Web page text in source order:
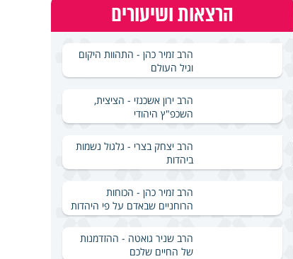
הרצאות ושיעורים
הרב זמיר כהן - התהוות היקום
וגיל העולם
הרב ירון אשכנזי - הציצית,
השכפ"ץ היהודי
הרב יצחק בצרי - גלגול נשמות
ביהדות
הרב זמיר כהן - הכוחות
הרוחניים שבאדם על פי היהדות
הרב שניר גואטה - ההזדמנות
של החיים שלכם